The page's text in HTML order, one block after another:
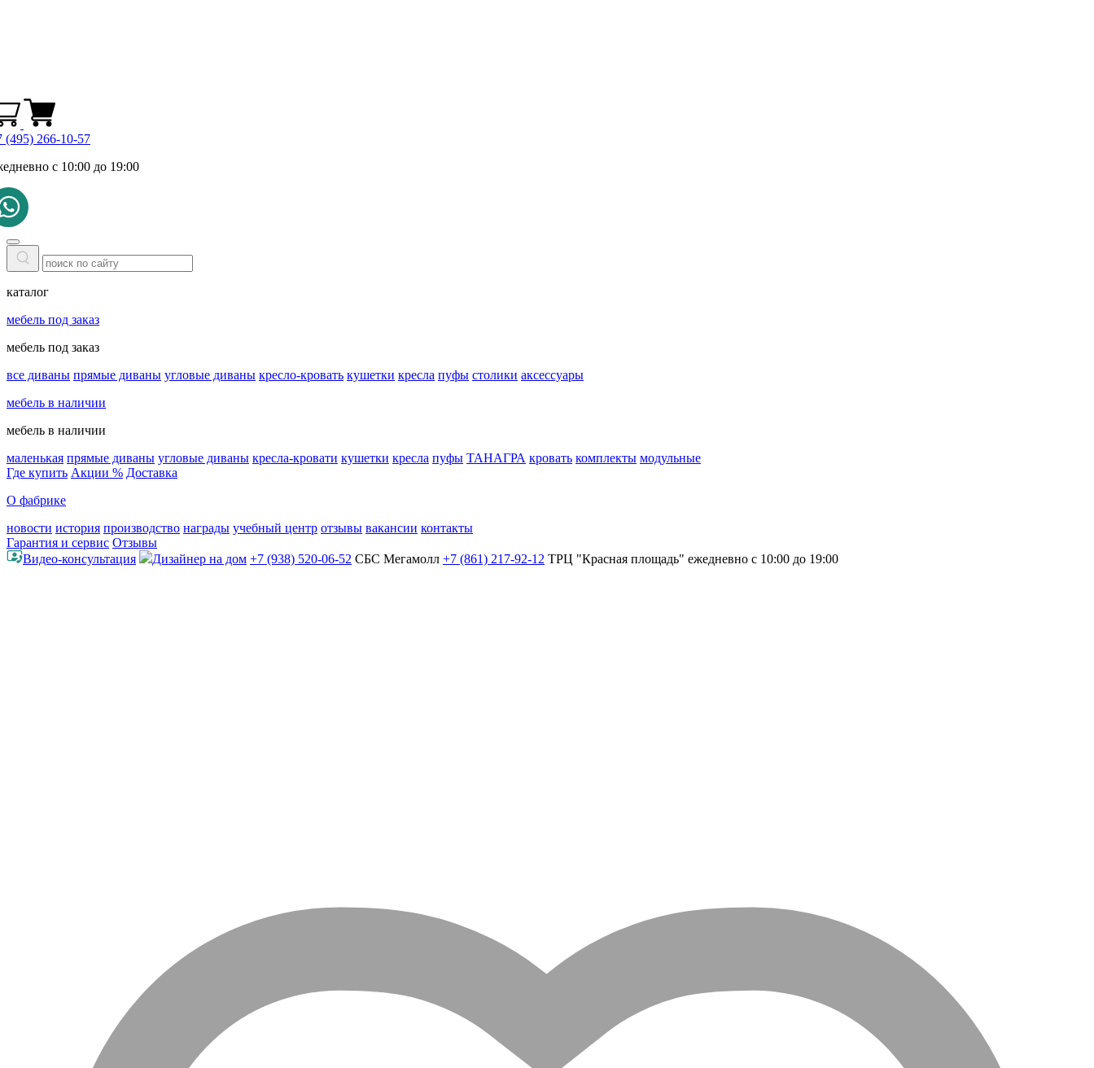
(495) 266-10-57
с 10:00 до 19:00
каталог
мебель под заказ
мебель под заказ
все диваны прямые диваны угловые диваны кресло-кровать кушетки кресла пуфы столики аксессуары
мебель в наличии
мебель в наличии
маленькая прямые диваны угловые диваны кресла-кровати кушетки кресла пуфы ТАНАГРА кровать комплекты модульные
Где купить Акции % Доставка
О фабрике
новости история производство награды учебный центр отзывы вакансии контакты
Гарантия и сервис Отзывы
Видео-консультация
Дизайнер на дом +7 (938) 520-06-52 СБС Мегамолл +7 (861) 217-92-12 ТРЦ "Красная площадь" ежедневно с 10:00 до 19:00